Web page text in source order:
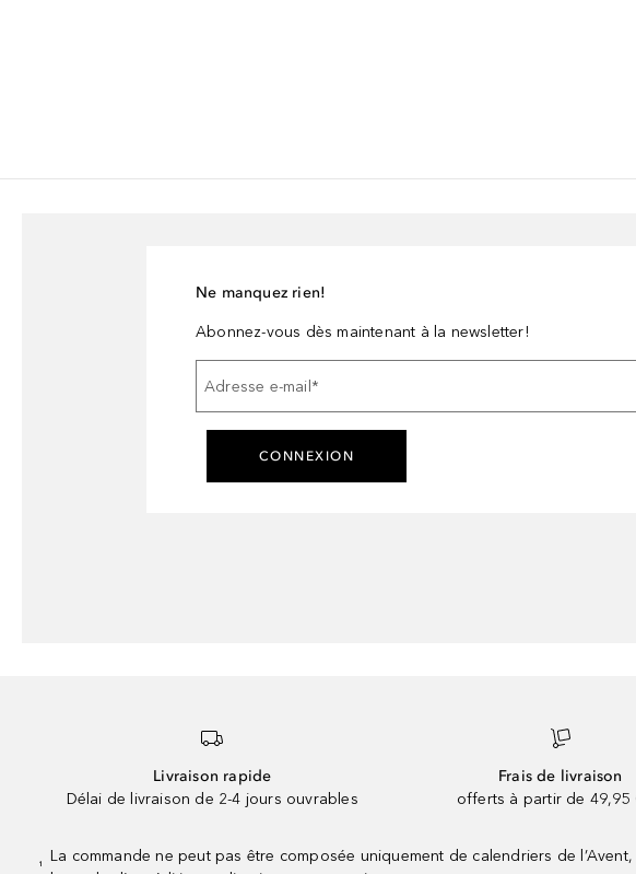
Ne manquez rien!
Abonnez-vous dès maintenant à la newsletter!
Adresse e-mail *
CONNEXION
Livraison rapide
Délai de livraison de 2-4 jours ouvrables
Frais de livraison
offerts à partir de 49,95
¹
La commande ne peut pas être composée uniquement de calendriers de